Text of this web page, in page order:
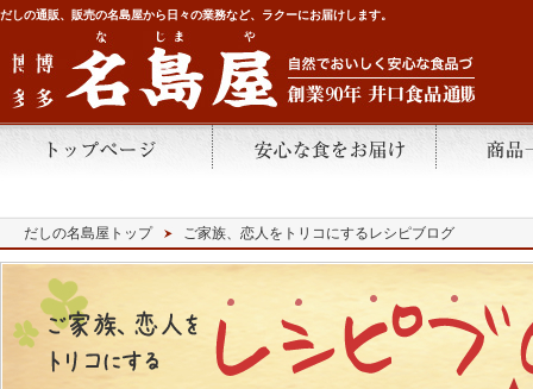
だしの通販、販売の名島屋から日々の業務など、ラクーにお届けします。
だしの名島屋トップ ご家族、恋人をトリコにするレシピブログ